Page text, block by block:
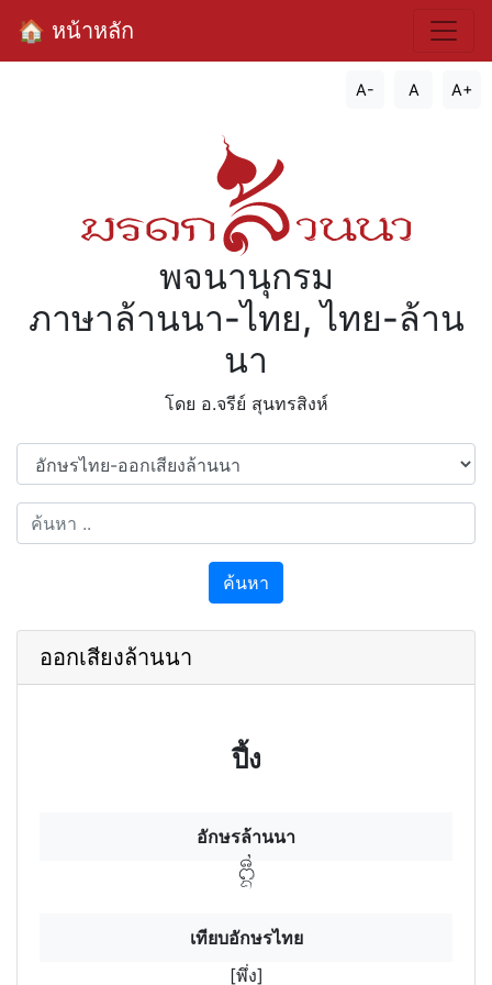
🏠 หน้าหลัก
A- A A+
พจนานุกรม
ภาษาล้านนา-ไทย, ไทย-ล้าน
นา
โดย อ.จรีย์​ สุนทรสิงห์
ค้นหา
ออกเสียงล้านนา
ปึ้ง
อักษรล้านนา
พึ่งฯ
เทียบอักษรไทย
[พึ่ง]